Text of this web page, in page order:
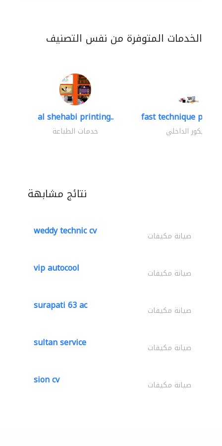
الخدمات المتوفرة من نفس التصنيف
al shehabi printing..
خدمات الطباعة
fast technique pre-
الديكور الداخلي
نتائج مشابهة
weddy technic cv صيانة مكيفات
vip autocool صيانة مكيفات
surapati 63 ac صيانة مكيفات
sultan service صيانة مكيفات
sion cv صيانة مكيفات